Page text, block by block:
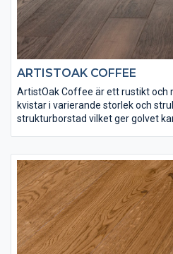
ARTISTOAK COFFEE
ArtistOak Coffee är ett rustikt och
kvistar i varierande storlek och
strukturborstad vilket ger golvet
matt hårdvaxolja 3062 för att få
Spacklingar förekommer på detta